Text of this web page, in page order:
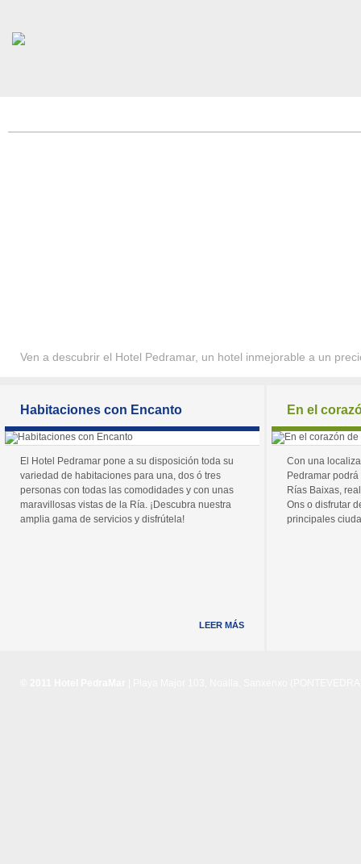
Ven a descubrir el Hotel Pedramar, un hotel inmejorable a un
Habitaciones con Encanto
El Hotel Pedramar pone a su disposición toda su
variedad de habitaciones para una, dos ó tres
personas con todas las comodidades y con unas
maravillosas vistas de la Ría. ¡Descubra nuestra
amplia gama de servicios y disfrútela!
LEER MÁS
En el
Con una
Pedramar
Rías Baixas,
Ons o disfrutar
principales